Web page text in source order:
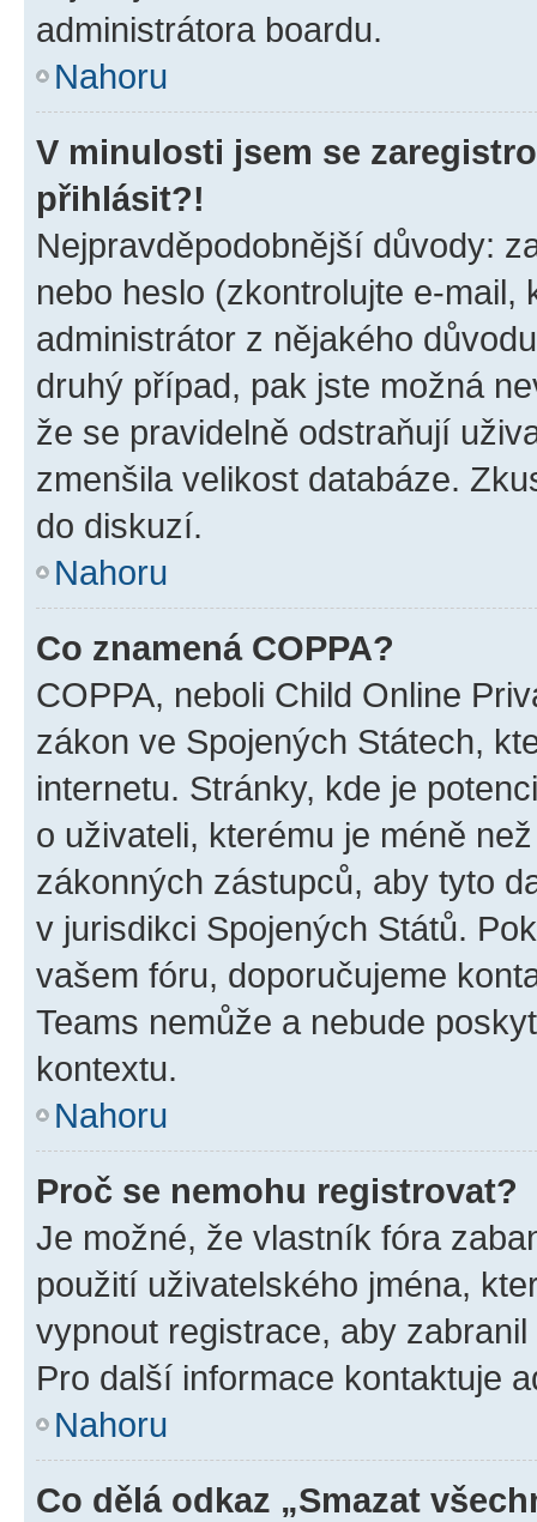
administrátora boardu.
Nahoru
V minulosti jsem se
přihlásit?!
Nejpravděpodobnější důvody:
nebo heslo (zkontrolujte e-
administrátor z nějakého
druhý případ, pak jste možná
že se pravidelně odstraňují
zmenšila velikost databáze.
do diskuzí.
Nahoru
Co znamená COPPA?
COPPA, neboli Child Online
zákon ve Spojených Státech,
internetu. Stránky, kde je
o uživateli, kterému je méně
zákonných zástupců, aby tyto
v jurisdikci Spojených Států.
vašem fóru, doporučujeme
Teams nemůže a nebude
kontextu.
Nahoru
Proč se nemohu registrovat?
Je možné, že vlastník fóra
použití uživatelského jména,
vypnout registrace, aby
Pro další informace kontaktuje
Nahoru
Co dělá odkaz „Smazat